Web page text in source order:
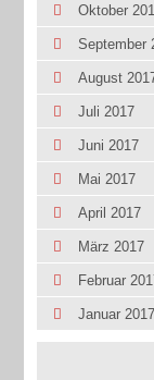
Oktober
September
August
Juli 2017
Juni 2017
Mai 2017
April 2017
März 2017
Februar
Januar 2017